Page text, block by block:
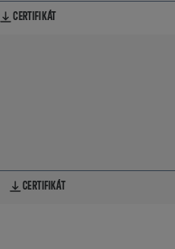
CERTIFIKÁT
CERTIFIKÁT